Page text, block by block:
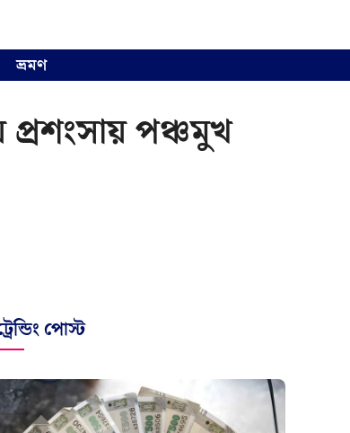
ভ্রমণ
প্রশংসায় পঞ্চমুখ
পোস্ট